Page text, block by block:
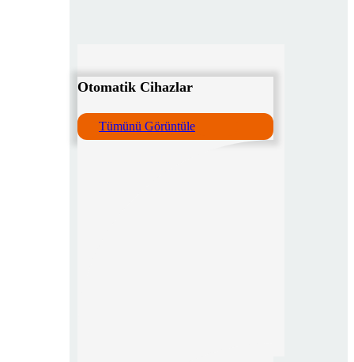
Otomatik Cihazlar
Tümünü Görüntüle